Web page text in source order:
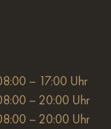
– 17:00 Uhr
– 20:00 Uhr
– 20:00 Uhr